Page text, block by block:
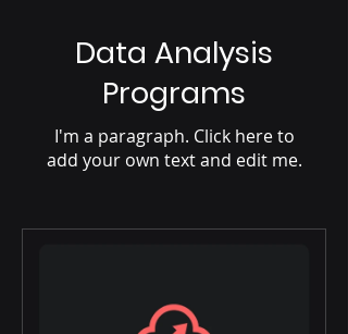
Data Analysis
Programs
I'm a paragraph. Click here to
add your own text and edit me.